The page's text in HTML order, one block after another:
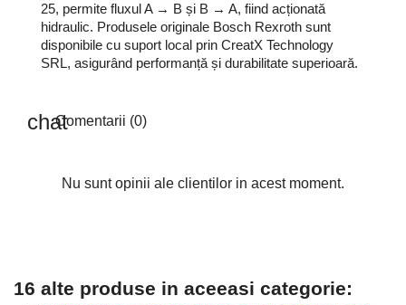
25, permite fluxul A → B și B → A, fiind acționată
hidraulic. Produsele originale Bosch Rexroth sunt
disponibile cu suport local prin CreatX Technology
SRL, asigurând performanță și durabilitate superioară.
Comentarii (0)
Nu sunt opinii ale clientilor in acest moment.
16 alte produse in aceeasi categorie: